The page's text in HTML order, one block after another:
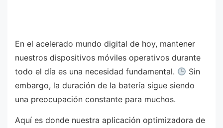
En el acelerado mundo digital de hoy, mantener
nuestros dispositivos móviles operativos durante
todo el día es una necesidad fundamental.
Sin
embargo, la duración de la batería sigue siendo
una preocupación constante para muchos.
Aquí es donde nuestra aplicación optimizadora de